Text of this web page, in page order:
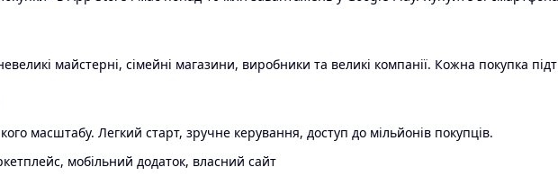
майстерні, сімейні магазини, виробники та великі компанії. Кожна покупка
масштабу. Легкий старт, зручне керування, доступ до мільйонів покупців.
мобільний додаток, власний сайт